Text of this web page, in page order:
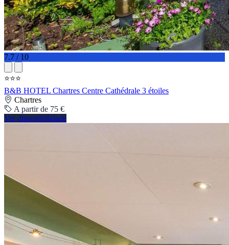
7.7 / 10
⭐⭐⭐
B&B HOTEL Chartres Centre Cathédrale 3 étoiles
Chartres
A partir de 75 €
Ver disponibilidade